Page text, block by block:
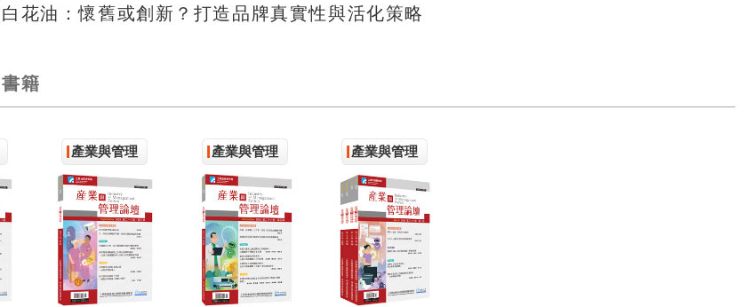
花油：懷舊或創新？打造品牌真實性與活化策略
籍
產業與管理 產業與管理 產業與管理